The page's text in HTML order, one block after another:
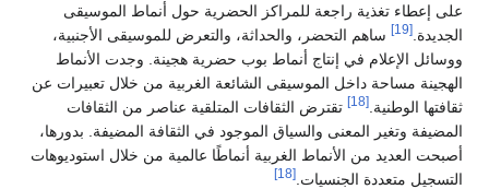
على إعطاء تغذية راجعة للمراكز الحضرية حول أنماط الموسيقى
الجديدة. [19]
ساهم التحضر، والحداثة، والتعرض للموسيقى الأجنبية،
ووسائل الإعلام في إنتاج أنماط بوب حضرية هجينة. وجدت الأنماط
الهجينة مساحة داخل الموسيقى الشائعة الغربية من خلال تعبيرات عن
ثقافتها الوطنية. [18]
تقترض الثقافات المتلقية عناصر من الثقافات
المضيفة وتغير المعنى والسياق الموجود في الثقافة المضيفة. بدورها،
أصبحت العديد من الأنماط الغربية أنماطًا عالمية من خلال استوديوهات
التسجيل متعددة الجنسيات. [18]